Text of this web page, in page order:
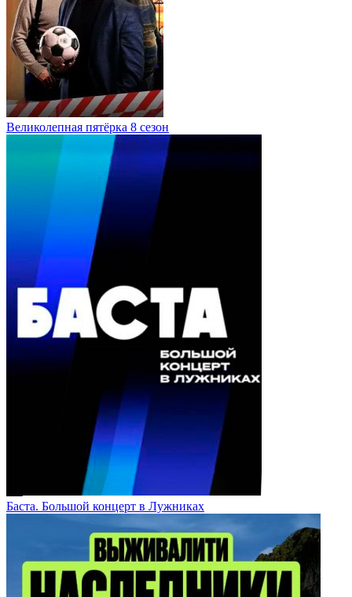
Великолепная пятёрка 8 сезон
Баста. Большой концерт в Лужниках